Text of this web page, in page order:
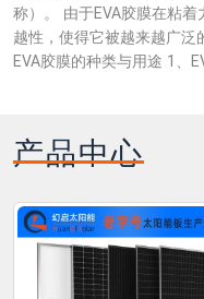
称）。 由于EVA胶膜在粘
越性，使得它被越来越广泛
EVA胶膜的种类与用途 1、
产品中心